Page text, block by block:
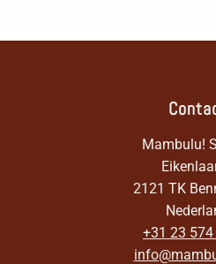
Mambulu!
2121 TK
+31 23 574